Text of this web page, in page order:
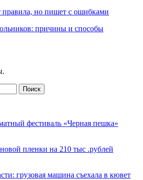
правила, но пишет с ошибками
причины и способы
фестиваль «Черная пешка»
пленки на 210 тыс .рублей
грузовая машина съехала в кювет